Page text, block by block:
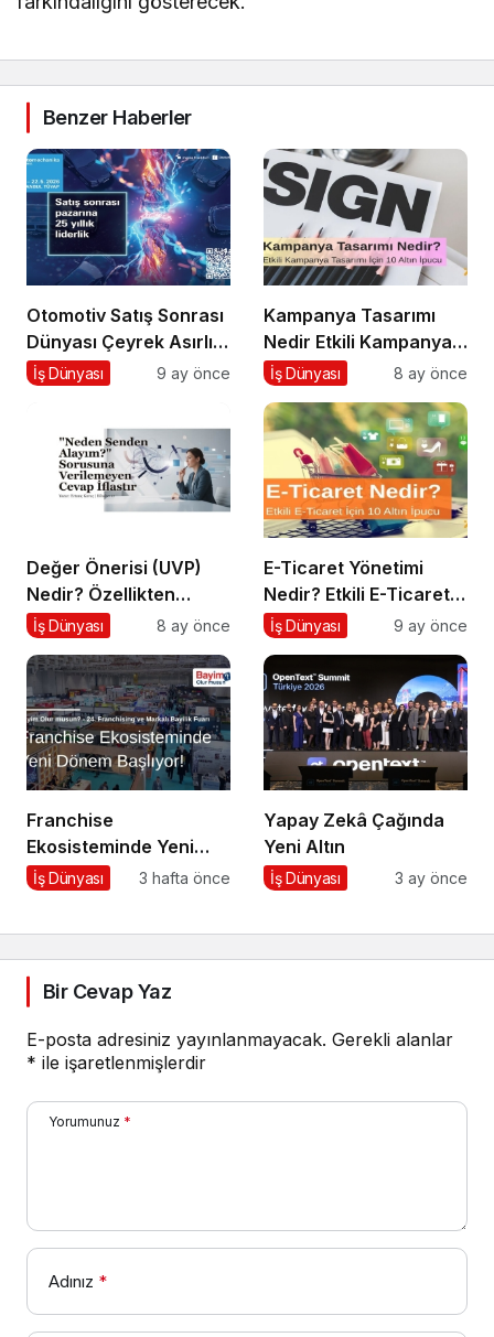
Benzer Haberler
Otomotiv Satış Sonrası
Dünyası Çeyrek Asırlık
Zirve İçin İstanbul’da
İş Dünyası 9 ay önce
Kampanya Tasarımı
Nedir Etkili Kampanya
Tasarımı İçin 10 Altın
İş Dünyası 8 ay önce
Değer Önerisi (UVP)
Nedir? Özellikten
Faydaya Geçiş
İş Dünyası 8 ay önce
E-Ticaret Yönetimi
Nedir? Etkili E-Ticaret
Yönetimi İçin 10 Altın
İş Dünyası 9 ay önce
Franchise
Ekosisteminde Yeni
Dönem Başlıyor: Bayim
İş Dünyası 3 hafta önce
Yapay Zekâ Çağında
Yeni Altın
İş Dünyası 3 ay önce
Bir Cevap Yaz
E-posta adresiniz yayınlanmayacak. Gerekli alanlar
* ile işaretlenmişlerdir
Yorumunuz *
Adınız *